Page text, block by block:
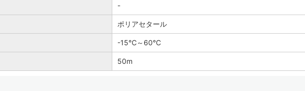
-
ポリアセタール
-15℃～60℃
50m